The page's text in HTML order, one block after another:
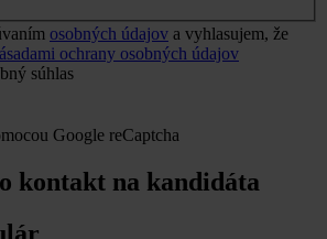
osobných údajov a vyhlasujem, že
ochrany osobných údajov
súhlas
Google reCaptcha
kontakt na kandidáta